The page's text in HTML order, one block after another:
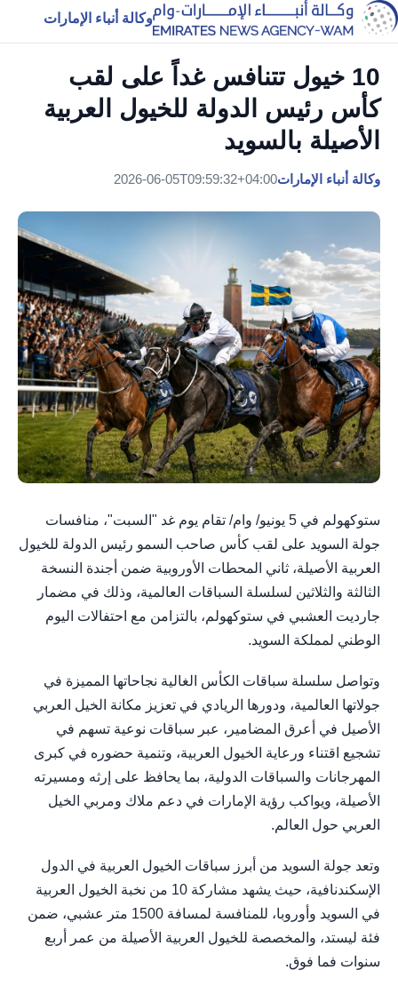
وكالة أنباء الإمارات
10 خيول تتنافس غداً على لقب
كأس رئيس الدولة للخيول العربية
الأصيلة بالسويد
وكالة أنباء الإمارات2026-06-05T09:59:32+04:00
ستوكهولم في 5 يونيو/ وام/ تقام يوم غد "السبت"، منافسات
جولة السويد على لقب كأس صاحب السمو رئيس الدولة للخيول
العربية الأصيلة، ثاني المحطات الأوروبية ضمن أجندة النسخة
الثالثة والثلاثين لسلسلة السباقات العالمية، وذلك في مضمار
جارديت العشبي في ستوكهولم، بالتزامن مع احتفالات اليوم
الوطني لمملكة السويد.
وتواصل سلسلة سباقات الكأس الغالية نجاحاتها المميزة في
جولاتها العالمية، ودورها الريادي في تعزيز مكانة الخيل العربي
الأصيل في أعرق المضامير، عبر سباقات نوعية تسهم في
تشجيع اقتناء ورعاية الخيول العربية، وتنمية حضوره في كبرى
المهرجانات والسباقات الدولية، بما يحافظ على إرثه ومسيرته
الأصيلة، ويواكب رؤية الإمارات في دعم ملاك ومربي الخيل
العربي حول العالم.
وتعد جولة السويد من أبرز سباقات الخيول العربية في الدول
الإسكندنافية، حيث يشهد مشاركة 10 من نخبة الخيول العربية
في السويد وأوروبا، للمنافسة لمسافة 1500 متر عشبي، ضمن
فئة ليستد، والمخصصة للخيول العربية الأصيلة من عمر أربع
سنوات فما فوق.